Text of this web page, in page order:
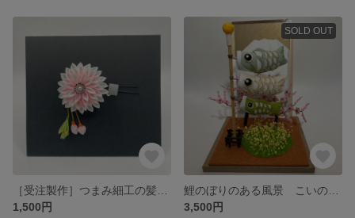
1,500円
SOLD OUT
3,500円